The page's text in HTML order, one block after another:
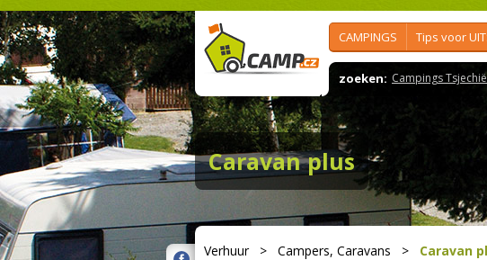
CAMPINGS Tips voor
zoeken: Campings Tsjechië
Caravan plus
Verhuur> Campers, Caravans > Caravan